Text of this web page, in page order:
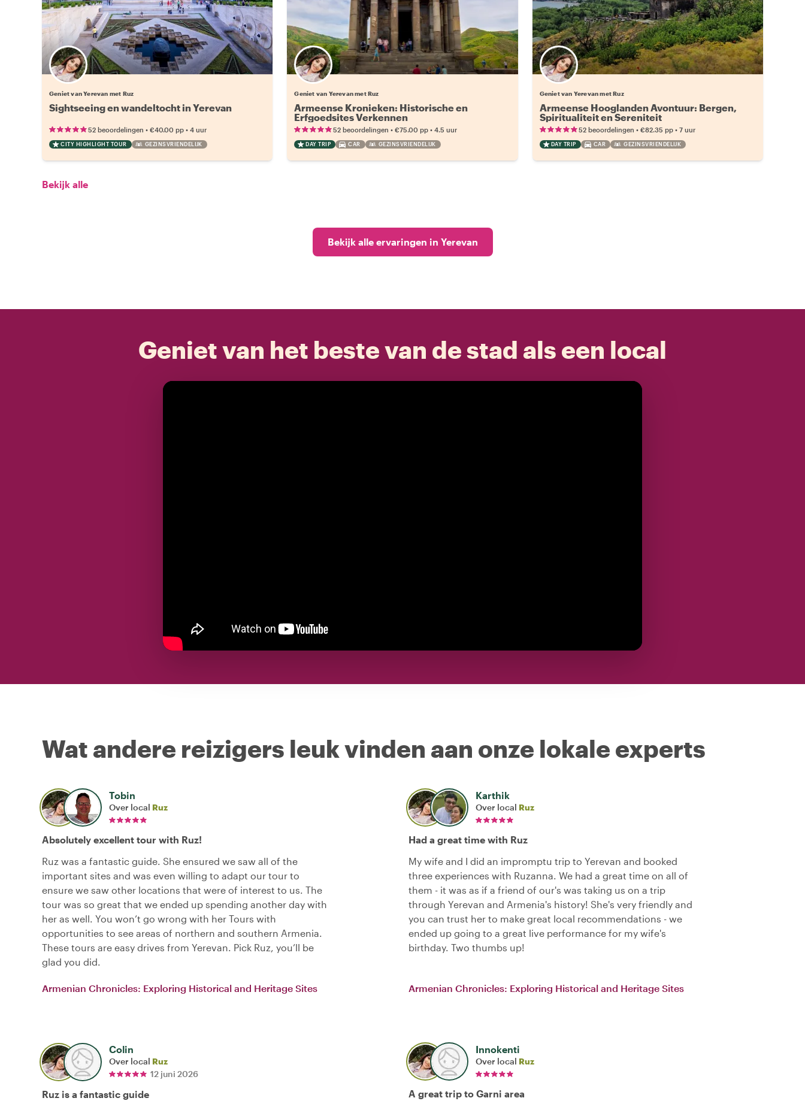
Geniet van Yerevan met Ruz
Sightseeing en wandeltocht in Yerevan
52 beoordelingen • €40.00 pp • 4 uur
CITY HIGHLIGHT TOUR GEZINSVRIENDELIJK
Geniet van Yerevan met Ruz
Armeense Kronieken: Historische en
Erfgoedsites Verkennen
52 beoordelingen •€75.00 pp •4.5 uur
DAY TRIP CAR GEZINSVRIENDELIJK
Geniet van Yerevan met Ruz
Armeense Hooglanden Avontuur: Bergen,
Spiritualiteit en Sereniteit
52 beoordelingen • €82.35 pp• 7 uur
DAY TRIP CAR GEZINSVRIENDELIJK
Bekijk alle
Bekijk alle ervaringen in Yerevan
Geniet van het beste van de stad als een local
Wat andere reizigers leuk vinden aan onze lokale experts
Tobin
Over local Ruz
Absolutely excellent tour with Ruz!
Ruz was a fantastic guide. She ensured we saw all of the
important sites and was even willing to adapt our tour to
ensure we saw other locations that were of interest to us. The
tour was so great that we ended up spending another day with
her as well. You won’t go wrong with her Tours with
opportunities to see areas of northern and southern Armenia.
These tours are easy drives from Yerevan. Pick Ruz, you’ll be
glad you did.
Armenian Chronicles: Exploring Historical and Heritage Sites
Karthik
Over local Ruz
Had a great time with Ruz
My wife and I did an impromptu trip to Yerevan and booked
three experiences with Ruzanna. We had a great time on all of
them - it was as if a friend of our's was taking us on a trip
through Yerevan and Armenia's history! She's very friendly and
you can trust her to make great local recommendations - we
ended up going to a great live performance for my wife's
birthday. Two thumbs up!
Armenian Chronicles: Exploring Historical and Heritage Sites
Colin
Over local Ruz
12 juni 2026
Ruz is a fantastic guide
Innokenti
Over local Ruz
A great trip to Garni area